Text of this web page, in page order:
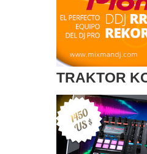
TRAKTOR